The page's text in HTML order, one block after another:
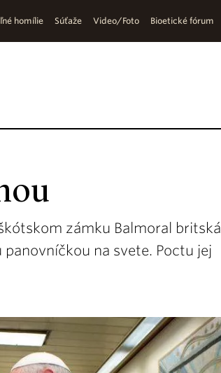
homílie Súťaže Video/Foto Bioetické fórum
zámku Balmoral britská
na svete. Poctu jej